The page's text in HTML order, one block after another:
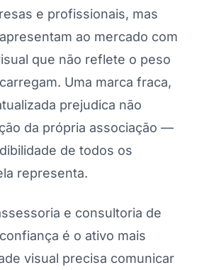
e profissionais, mas
ao mercado com
que não reflete o peso
Uma marca fraca,
prejudica não
da própria associação —
de todos os
representa.
e consultoria de
é o ativo mais
visual precisa comunicar